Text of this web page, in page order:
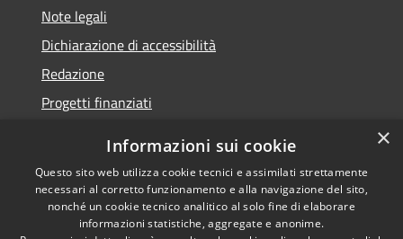
Note legali
Dichiarazione di accessibilità
Redazione
Progetti finanziati
RSS
Accessibilità
Dichiarazione di
accessibilità• Copyright ©
×
Informazioni sui cookie
Questo sito web utilizza cookie tecnici e assimilati strettamente
necessari al corretto funzionamento e alla navigazione del sito,
nonché un cookie tecnico analitico al solo fine di elaborare
informazioni statistiche, aggregate e anonime.